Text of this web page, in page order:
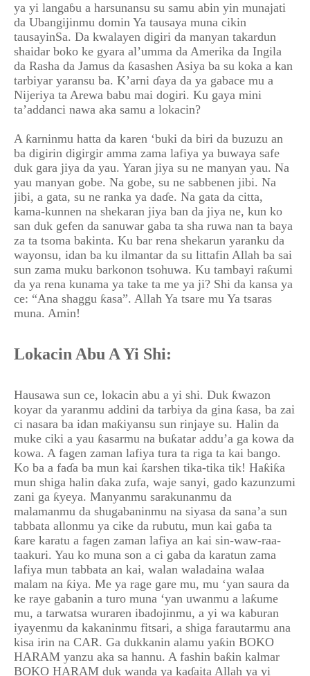
ya yi langaɓu a harsunansu su samu abin yin munajati
da Ubangijinmu domin Ya tausaya muna cikin
tausayinSa. Da kwalayen digiri da manyan takardun
shaidar boko ke gyara al’umma da Amerika da Ingila
da Rasha da Jamus da ƙasashen Asiya ba su koka a kan
tarbiyar yaransu ba. K’arni ɗaya da ya gabace mu a
Nijeriya ta Arewa babu mai dogiri. Ku gaya mini
ta’addanci nawa aka samu a lokacin?
A ƙarninmu hatta da karen ‘buki da biri da buzuzu an
ba digirin digirgir amma zama lafiya ya buwaya safe
duk gara jiya da yau. Yaran jiya su ne manyan yau. Na
yau manyan gobe. Na gobe, su ne sabbenen jibi. Na
jibi, a gata, su ne ranka ya daɗe. Na gata da citta,
kama-kunnen na shekaran jiya ban da jiya ne, kun ko
san duk gefen da sanuwar gaba ta sha ruwa nan ta baya
za ta tsoma bakinta. Ku bar rena shekarun yaranku da
wayonsu, idan ba ku ilmantar da su littafin Allah ba sai
sun zama muku barkonon tsohuwa. Ku tambayi raƙumi
da ya rena kunama ya take ta me ya ji? Shi da kansa ya
ce: “Ana shaggu ƙasa”. Allah Ya tsare mu Ya tsaras
muna. Amin!
Lokacin Abu A Yi Shi:
Hausawa sun ce, lokacin abu a yi shi. Duk ƙwazon
koyar da yaranmu addini da tarbiya da gina ƙasa, ba zai
ci nasara ba idan maƙiyansu sun rinjaye su. Halin da
muke ciki a yau ƙasarmu na buƙatar addu’a ga kowa da
kowa. A fagen zaman lafiya tura ta riga ta kai bango.
Ko ba a faɗa ba mun kai ƙarshen tika-tika tik! Haƙiƙa
mun shiga halin ɗaka zufa, waje sanyi, gado kazunzumi
zani ga ƙyeya. Manyanmu sarakunanmu da
malamanmu da shugabaninmu na siyasa da sana’a sun
tabbata allonmu ya cike da rubutu, mun kai gaɓa ta
ƙare karatu a fagen zaman lafiya an kai sin-waw-raa-
taakuri. Yau ko muna son a ci gaba da karatun zama
lafiya mun tabbata an kai, walan waladaina walaa
malam na ƙiya. Me ya rage gare mu, mu ‘yan saura da
ke raye gabanin a turo muna ‘yan uwanmu a laƙume
mu, a tarwatsa wuraren ibadojinmu, a yi wa kaburan
iyayenmu da kakaninmu fitsari, a shiga farautarmu ana
kisa irin na CAR. Ga dukkanin alamu yaƙin BOKO
HARAM yanzu aka sa hannu. A fashin baƙin kalmar
BOKO HARAM duk wanda ya kaɗaita Allah ya yi